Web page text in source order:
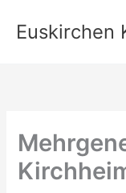
InhaltEuskirchen